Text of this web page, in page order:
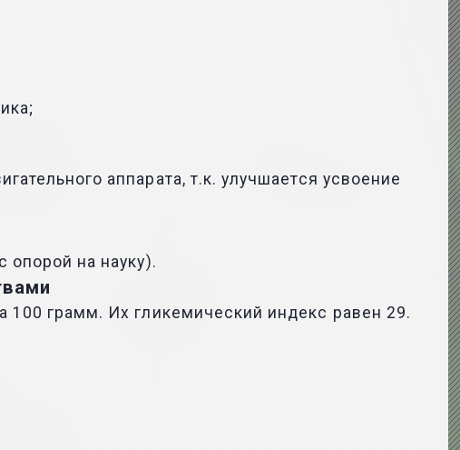
аппарата, т.к. улучшается усвоение
на науку).
грамм. Их гликемический индекс равен 29.